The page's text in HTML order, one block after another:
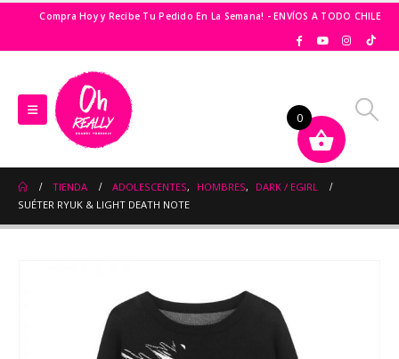
Compra Hoy y Recibe Tu Pedido En La Semana! - ENVÍOS A TODO CHILE
TIENDA ADOLESCENTES, HOMBRES,
DARK / EGIRL
SUÉTER RYUK & LIGHT DEATH NOTE
0